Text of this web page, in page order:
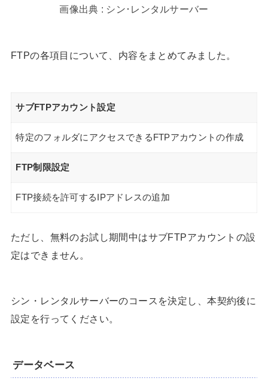
画像出典 : シン･レンタルサーバー
FTPの各項目について、内容をまとめてみました。
サブFTPアカウント設定
特定のフォルダにアクセスできるFTPアカウントの作成
FTP制限設定
FTP接続を許可するIPアドレスの追加
ただし、無料のお試し期間中はサブFTPアカウントの設
定はできません。
シン・レンタルサーバーのコースを決定し、本契約後に
設定を行ってください。
データベース